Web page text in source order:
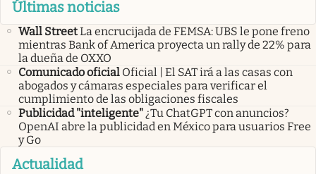
Últimas noticias
Wall StreetLa encrucijada de FEMSA: UBS le pone freno
mientras Bank of America proyecta un rally de 22% para
la dueña de OXXO
Comunicado oficial Oficial | El SAT irá a las casas con
abogados y cámaras especiales para verificar el
cumplimiento de las obligaciones fiscales
Publicidad "inteligente"¿Tu ChatGPT con anuncios?
OpenAI abre la publicidad en México para usuarios Free
y Go
Actualidad